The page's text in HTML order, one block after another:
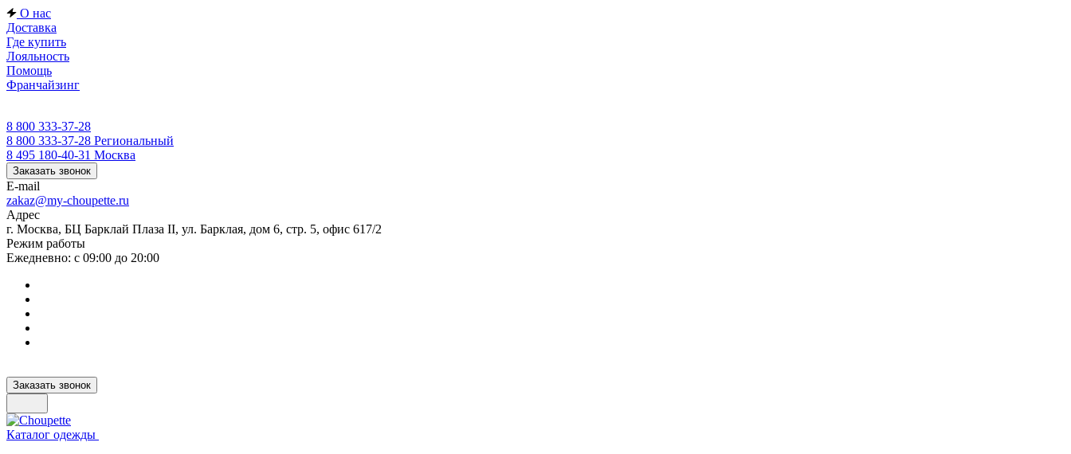
О нас
Доставка
Где купить
Лояльность
Помощь
Франчайзинг
8 800 333-37-28
8 800 333-37-28 Региональный
8 495 180-40-31 Москва
Заказать звонок
E-mail
zakaz@my-choupette.ru
Адрес
г. Москва, БЦ Барклай Плаза II, ул. Барклая, дом 6, стр. 5, офис 617/2
Режим работы
Ежедневно: с 09:00 до 20:00
Заказать звонок
Каталог одежды